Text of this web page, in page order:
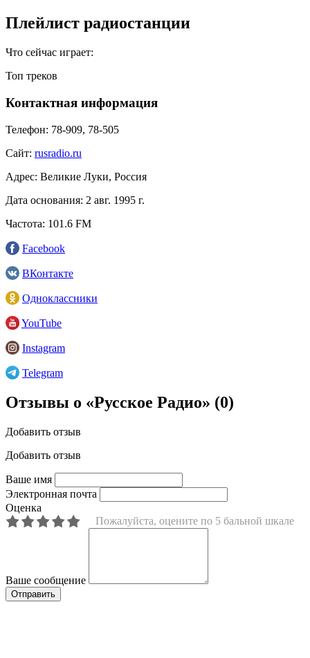
Плейлист радиостанции
Что сейчас играет:
Топ треков
Контактная информация
Телефон: 78-909, 78-505
Сайт: rusradio.ru
Адрес: Великие Луки, Россия
Дата основания: 2 авг. 1995 г.
Частота: 101.6 FM
Facebook
ВКонтакте
Одноклассники
YouTube
Instagram
Telegram
Отзывы о «Русское Радио» (0)
Добавить отзыв
Добавить отзыв
Ваше имя
Электронная почта
Оценка
Пожалуйста, оцените по 5 бальной шкале
Ваше сообщение